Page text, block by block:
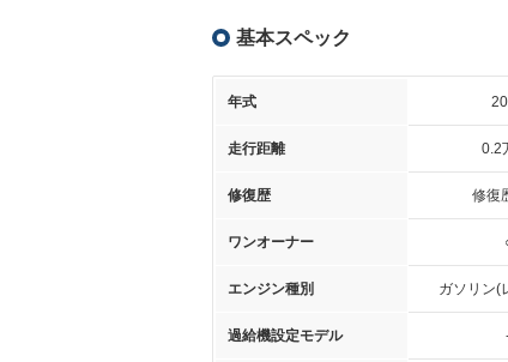
基本スペック
年式
走行距離 0.2
修復歴 修復
ワンオーナー
エンジン種別 ガソリン(
過給機設定モデル